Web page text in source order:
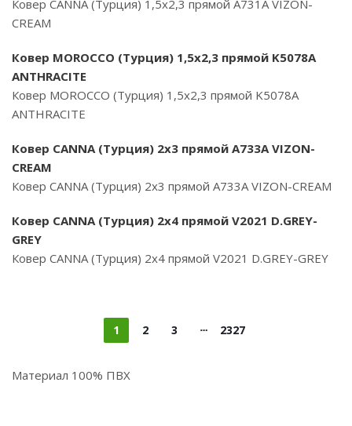
Ковер CANNA (Турция) 1,5х2,3 прямой A731A VIZON-
CREAM
Ковер MOROCCO (Турция) 1,5х2,3 прямой K5078A
ANTHRACITE
Ковер MOROCCO (Турция) 1,5х2,3 прямой K5078A
ANTHRACITE
Ковер CANNA (Турция) 2х3 прямой A733A VIZON-
CREAM
Ковер CANNA (Турция) 2х3 прямой A733A VIZON-CREAM
Ковер CANNA (Турция) 2х4 прямой V2021 D.GREY-
GREY
Ковер CANNA (Турция) 2х4 прямой V2021 D.GREY-GREY
1 2 3 2327
Материал 100% ПВХ